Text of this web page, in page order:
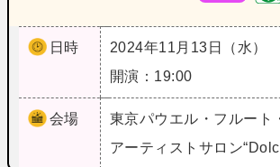
日時
2024年11月13日（水）
開演：19:00
会場 東京パウエル・フルート
アーティストサロン